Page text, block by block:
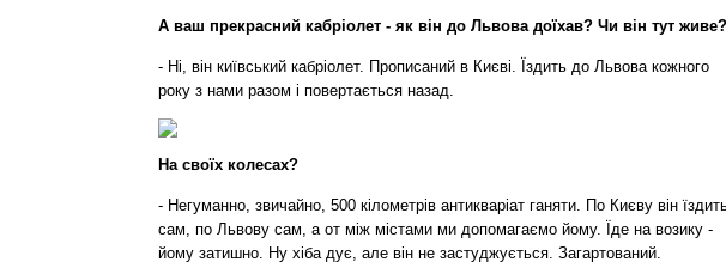
А ваш прекрасний кабріолет - як він до Львова доїхав? Чи він тут живе?
- Ні, він київський кабріолет. Прописаний в Києві. Їздить до Львова кожного
року з нами разом і повертається назад.
На своїх колесах?
- Негуманно, звичайно, 500 кілометрів антикваріат ганяти. По Києву він
сам, по Львову сам, а от між містами ми допомагаємо йому. Їде на возику -
йому затишно. Ну хіба дує, але він не застуджується. Загартований.